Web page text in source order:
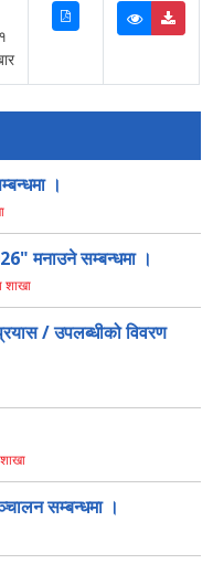
।
मनाउने सम्बन्धमा ।
शाखा
/ उपलब्धीको विवरण
सम्बन्धमा ।